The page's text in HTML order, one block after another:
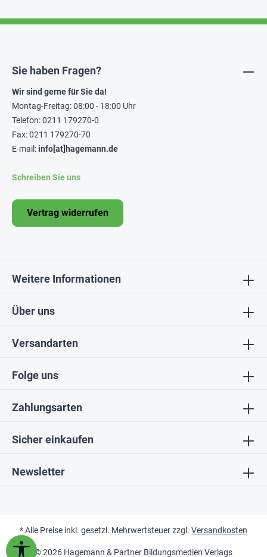
Folge uns
Sicher einkaufen
Über uns
Newsletter
Sie haben Fragen?
Wir sind gerne für Sie da!
Montag-Freitag: 08:00 - 18:00 Uhr
Telefon: 0211 179270-0
Fax: 0211 179270-70
E-mail:info[at]hagemann.de
Schreiben Sie uns
Vertrag widerrufen
Weitere Informationen
Zahlungsarten
Versandarten
© 2026 Hagemann & Partner Bildungsmedien Verlags
* Alle Preise inkl. gesetzl. Mehrwertsteuer zzgl. Versandkosten
Werkzeugleiste anzeigen